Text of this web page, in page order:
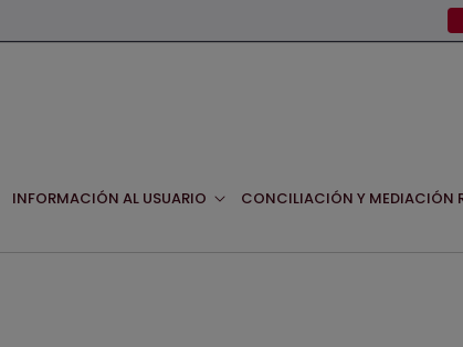
INFORMACIÓN AL USUARIO CONCILIACIÓN Y MEDIACIÓN